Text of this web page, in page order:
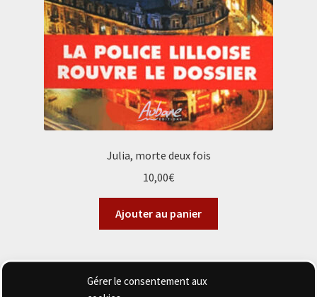
Gérer le consentement aux
Julia, morte deux fois
10,00€
Ajouter au panier